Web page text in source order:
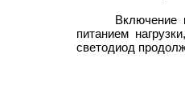
Включение
питанием
светодиод